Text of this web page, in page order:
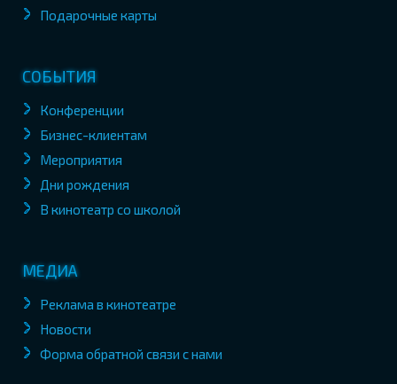
Подарочные карты
СОБЫТИЯ
Конференции
Бизнес-клиентам
Мероприятия
Дни рождения
В кинотеатр со школой
МЕДИА
Реклама в кинотеатре
Новости
Форма обратной связи с нами